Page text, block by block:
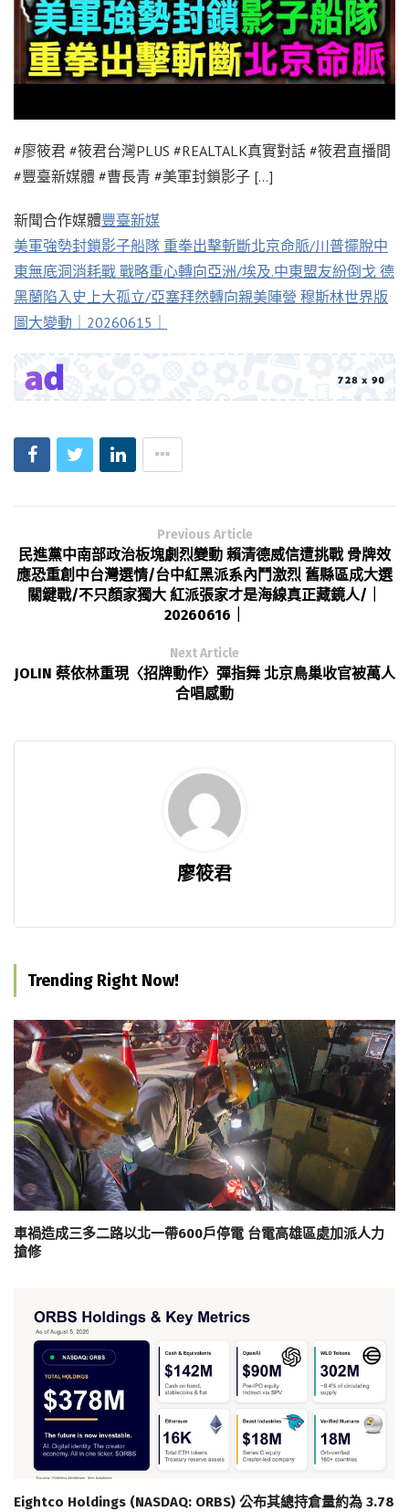
#廖筱君 #筱君台灣PLUS #REALTALK真實對話 #筱君直播間
#豐臺新媒體 #曹長青 #美軍封鎖影子 […]
新聞合作媒體豐臺新媒
美軍強勢封鎖影子船隊 重拳出擊斬斷北京命脈/川普擺脫中
東無底洞消耗戰 戰略重心轉向亞洲/埃及.中東盟友紛倒戈 德
黑蘭陷入史上大孤立/亞塞拜然轉向親美陣營 穆斯林世界版
圖大變動｜20260615｜
Previous Article
民進黨中南部政治板塊劇烈變動 賴清德威信遭挑戰 骨牌效
應恐重創中台灣選情/台中紅黑派系內鬥激烈 舊縣區成大選
關鍵戰/不只顏家獨大 紅派張家才是海線真正藏鏡人/｜
20260616｜
Next Article
JOLIN 蔡依林重現〈招牌動作〉彈指舞 北京鳥巢收官被萬人
合唱感動
廖筱君
Trending Right Now!
車禍造成三多二路以北一帶600戶停電 台電高雄區處加派人力
搶修
Eightco Holdings (NASDAQ: ORBS) 公布其總持倉量約為 3.78